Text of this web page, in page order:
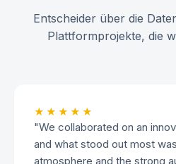
Entscheider über die
Plattformprojekte, die
★★★★★
"We collaborated on an
and what stood out most
atmosphere and the strong